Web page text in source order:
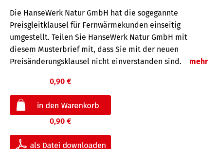
Die HanseWerk Natur GmbH hat die sogegannte
Preisgleitklausel für Fernwärmekunden einseitig
umgestellt. Teilen Sie HanseWerk Natur GmbH mit
diesem Musterbrief mit, dass Sie mit der neuen
Preisänderungsklausel nicht einverstanden sind.
mehr
0,90 €
0,90 €